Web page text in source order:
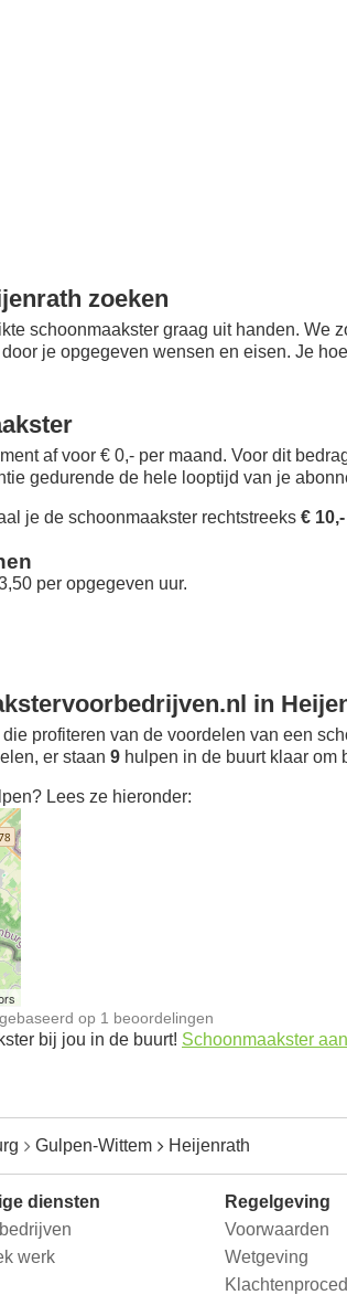
zoeken
schoonmaakster graag uit handen. We
je opgegeven wensen en eisen. Je
af voor € 0,- per maand. Voor dit
gedurende de hele looptijd van je
je de schoonmaakster rechtstreeks €
per opgegeven uur.
in
die profiteren van de voordelen van een
er staan 9 hulpen in de buurt klaar om
Lees ze hieronder:
gebaseerd op 1 beoordelingen
bij jou in de buurt! Schoonmaakster
Gulpen-Wittem Heijenrath
diensten
werk
Regelgeving
Voorwaarden
Wetgeving